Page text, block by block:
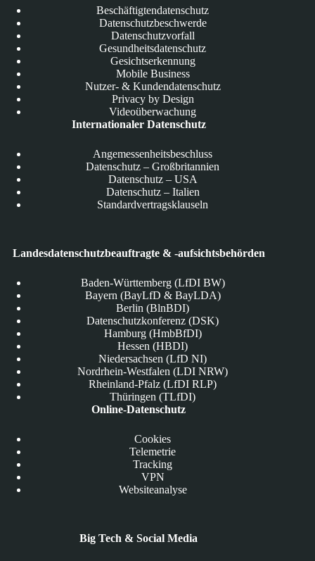
Beschäftigtendatenschutz
Datenschutzbeschwerde
Datenschutzvorfall
Gesundheitsdatenschutz
Gesichtserkennung
Mobile Business
Nutzer- & Kundendatenschutz
Privacy by Design
Videoüberwachung
Internationaler Datenschutz
Angemessenheitsbeschluss
Datenschutz – Großbritannien
Datenschutz – USA
Datenschutz – Italien
Standardvertragsklauseln
Landesdatenschutzbeauftragte & -aufsichtsbehörden
Baden-Württemberg (LfDI BW)
Bayern (BayLfD & BayLDA)
Berlin (BlnBDI)
Datenschutzkonferenz (DSK)
Hamburg (HmbBfDI)
Hessen (HBDI)
Niedersachsen (LfD NI)
Nordrhein-Westfalen (LDI NRW)
Rheinland-Pfalz (LfDI RLP)
Thüringen (TLfDI)
Online-Datenschutz
Cookies
Telemetrie
Tracking
VPN
Websiteanalyse
Big Tech & Social Media